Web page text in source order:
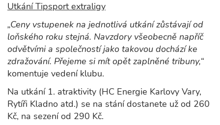
Utkání Tipsport extraligy
„Ceny vstupenek na jednotlivá utkání zůstávají od
loňského roku stejná. Navzdory všeobecně napříč
odvětvími a společností jako takovou dochází ke
zdražování. Přejeme si mít opět zaplněné tribuny,“
komentuje vedení klubu.
Na utkání 1. atraktivity (HC Energie Karlovy Vary,
Rytíři Kladno atd.) se na stání dostanete už od 260
Kč, na sezení od 290 Kč.